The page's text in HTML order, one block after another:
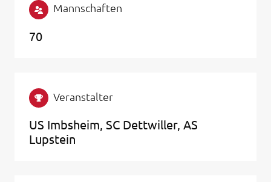
Mannschaften
70
Veranstalter
US Imbsheim, SC Dettwiller, AS
Lupstein